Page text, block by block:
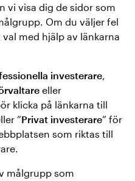
vi visa dig de sidor som
Om du väljer fel
med hjälp av länkarna
investerare,
eller
klicka på länkarna till
”Privat investerare” för
som riktas till
målgrupp som